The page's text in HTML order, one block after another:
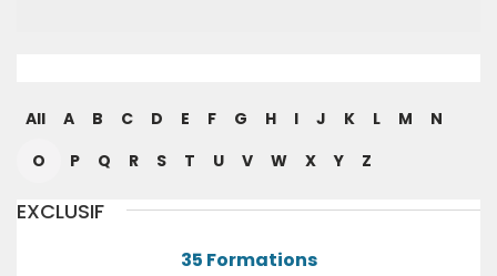
All A B C D E F G H I J K L M
N
O
P Q R S T U V W X Y Z
EXCLUSIF
35 Formations